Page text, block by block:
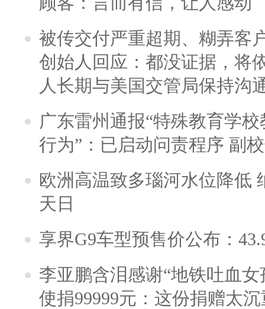
被传交付严重超期、糊弄客
创始人回应：都没证据，将
人长期与美国交管局保持沟
广东雷州通报“特殊教育学
行为”：已启动问责程序 副
欧洲高温致多瑙河水位降低
天日
享界G9车型预售价公布：
李亚鹏含泪感谢“地铁吐血
使捐99999元：这份捐赠太